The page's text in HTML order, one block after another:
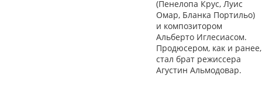
(Пенелопа Крус, Луис
Омар, Бланка Портильо)
и композитором
Альберто Иглесиасом.
Продюсером, как и ранее,
стал брат режиссера
Агустин Альмодовар.